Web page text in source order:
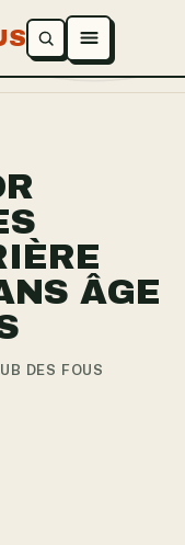
Ouvrir le menu
ÂGE
DES FOUS